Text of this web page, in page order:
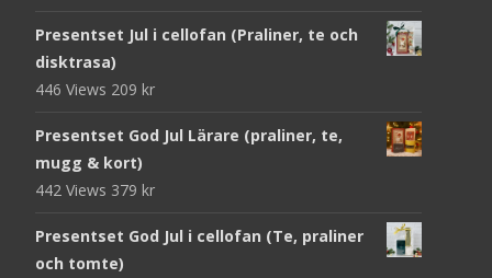
Presentset Jul i cellofan (Praliner, te och
disktrasa)
446 Views 209 kr
Presentset God Jul Lärare (praliner, te,
mugg & kort)
442 Views 379 kr
Presentset God Jul i cellofan (Te, praliner
och tomte)